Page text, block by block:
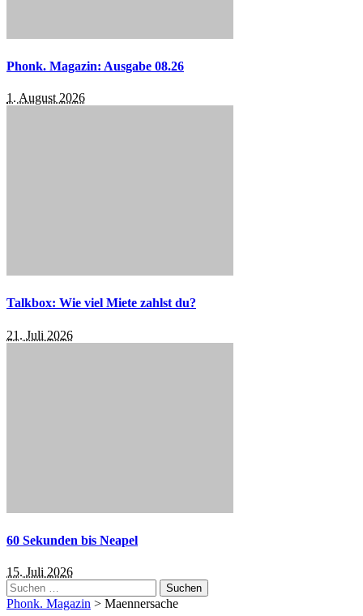
Phonk. Magazin: Ausgabe 08.26
1. August 2026
Talkbox: Wie viel Miete zahlst du?
21. Juli 2026
60 Sekunden bis Neapel
15. Juli 2026
Suchen
nach:
Phonk. Magazin > Maennersache